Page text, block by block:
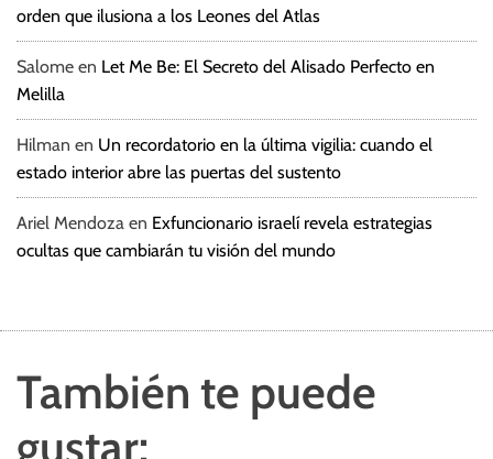
orden que ilusiona a los Leones del Atlas
Salome en Let Me Be: El Secreto del Alisado Perfecto en
Melilla
Hilman en Un recordatorio en la última vigilia: cuando el
estado interior abre las puertas del sustento
Ariel Mendoza en Exfuncionario israelí revela estrategias
ocultas que cambiarán tu visión del mundo
También te puede
gustar: